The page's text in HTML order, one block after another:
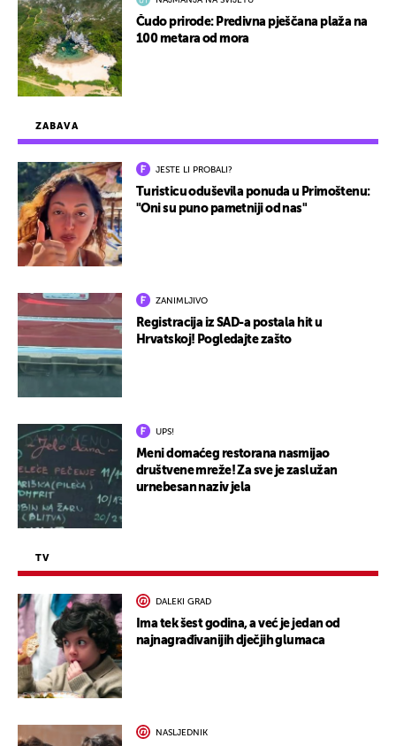
ZABAVA
JESTE LI PROBALI?
Turisticu oduševila ponuda u Primoštenu:
"Oni su puno pametniji od nas"
ZANIMLJIVO
Registracija iz SAD-a postala hit u
Hrvatskoj! Pogledajte zašto
UPS!
Meni domaćeg restorana nasmijao
društvene mreže! Za sve je zaslužan
urnebesan naziv jela
TV
DALEKI GRAD
Ima tek šest godina, a već je jedan od
najnagrađivanijih dječjih glumaca
NASLJEDNIK
Čudo prirode: Predivna pješčana plaža na
100 metara od mora